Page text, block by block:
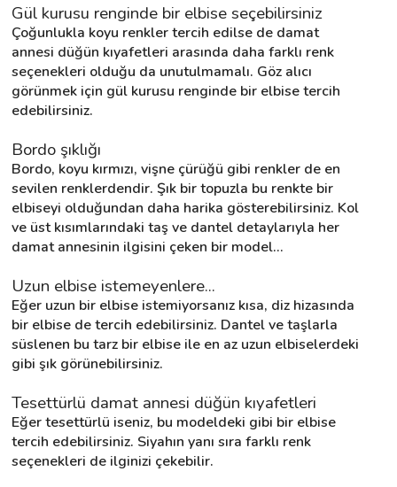
Gül kurusu renginde bir elbise seçebilirsiniz
Çoğunlukla koyu renkler tercih edilse de damat
annesi düğün kıyafetleri arasında daha farklı renk
seçenekleri olduğu da unutulmamalı. Göz alıcı
görünmek için gül kurusu renginde bir elbise tercih
edebilirsiniz.
Bordo şıklığı
Bordo, koyu kırmızı, vişne çürüğü gibi renkler de en
sevilen renklerdendir. Şık bir topuzla bu renkte bir
elbiseyi olduğundan daha harika gösterebilirsiniz. Kol
ve üst kısımlarındaki taş ve dantel detaylarıyla her
damat annesinin ilgisini çeken bir model...
Uzun elbise istemeyenlere...
Eğer uzun bir elbise istemiyorsanız kısa, diz hizasında
bir elbise de tercih edebilirsiniz. Dantel ve taşlarla
süslenen bu tarz bir elbise ile en az uzun elbiselerdeki
gibi şık görünebilirsiniz.
Tesettürlü damat annesi düğün kıyafetleri
Eğer tesettürlü iseniz, bu modeldeki gibi bir elbise
tercih edebilirsiniz. Siyahın yanı sıra farklı renk
seçenekleri de ilginizi çekebilir.